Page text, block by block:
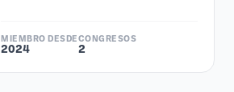
MIEMBRO DESDE
2024
CONGRESOS
2